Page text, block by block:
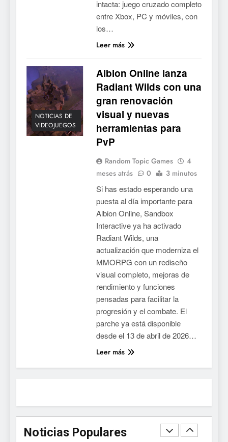
intacta: juego cruzado completo
entre Xbox, PC y móviles, con
los…
Leer más
NOTICIAS DE
VIDEOJUEGOS
Albion Online lanza
Radiant Wilds con una
gran renovación
visual y nuevas
herramientas para
PvP
Random Topic Games
4
meses atrás
0 3 minutos
Si has estado esperando una
puesta al día importante para
Albion Online, Sandbox
Interactive ya ha activado
Radiant Wilds, una
actualización que moderniza el
MMORPG con un rediseño
visual completo, mejoras de
rendimiento y funciones
pensadas para facilitar la
progresión y el combate. El
parche ya está disponible
desde el 13 de abril de 2026…
Leer más
Noticias Populares
Mistbound: Guild Wars
tendrá su primer CCG digital
para PC y móviles
NOTICIAS DE VIDEOJUEGOS
6
Onimusha: Way of the Sword
lanza demo gratuita y abre
reservas
NOTICIAS DE VIDEOJUEGOS
No Rest for the Wicked
confirma su versión 1.0 para
octubre en PS5 y PC
NOTICIAS DE VIDEOJUEGOS
Stuntman: Hollywood
devuelve el espectáculo de
la conducción acrobática a
PS5, Xbox Series X|S y PC
NOTICIAS DE VIDEOJUEGOS
Ragnarok Origin: Classic ya
está disponible, y es el único
RO F2P-friendly de la saga
NOTICIAS DE VIDEOJUEGOS
Humble Choice de julio
Neon White en el mismo
NOTICIAS DE VIDEOJUEGOS